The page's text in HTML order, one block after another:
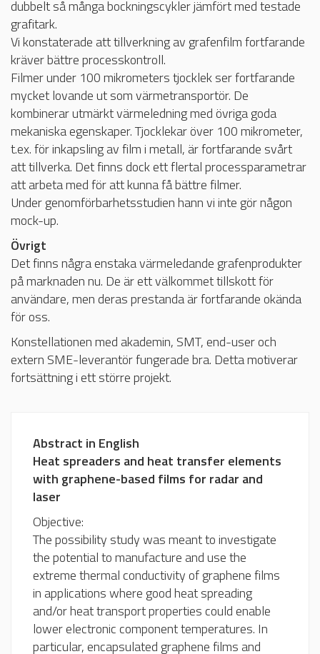
dubbelt så många bockningscykler jämfört med testade
grafitark.
Vi konstaterade att tillverkning av grafenfilm fortfarande
kräver bättre processkontroll.
Filmer under 100 mikrometers tjocklek ser fortfarande
mycket lovande ut som värmetransportör. De
kombinerar utmärkt värmeledning med övriga goda
mekaniska egenskaper. Tjocklekar över 100 mikrometer,
t.ex. för inkapsling av film i metall, är fortfarande svårt
att tillverka. Det finns dock ett flertal processparametrar
att arbeta med för att kunna få bättre filmer.
Under genomförbarhetsstudien hann vi inte gör någon
mock-up.
Övrigt
Det finns några enstaka värmeledande grafenprodukter
på marknaden nu. De är ett välkommet tillskott för
användare, men deras prestanda är fortfarande okända
för oss.
Konstellationen med akademin, SMT, end-user och
extern SME-leverantör fungerade bra. Detta motiverar
fortsättning i ett större projekt.
Abstract in English
Heat spreaders and heat transfer elements
with graphene-based films for radar and
laser
Objective:
The possibility study was meant to investigate
the potential to manufacture and use the
extreme thermal conductivity of graphene films
in applications where good heat spreading
and/or heat transport properties could enable
lower electronic component temperatures. In
particular, encapsulated graphene films and